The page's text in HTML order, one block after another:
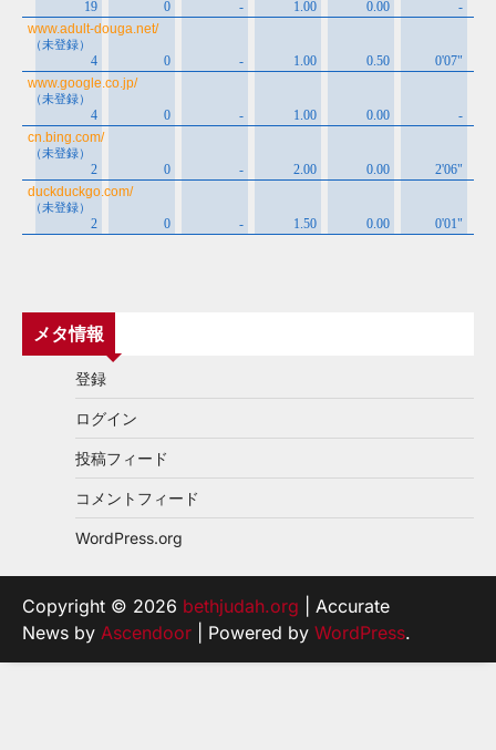
メタ情報
登録
ログイン
投稿フィード
コメントフィード
WordPress.org
Copyright © 2026 bethjudah.org | Accurate
News by Ascendoor | Powered by WordPress.